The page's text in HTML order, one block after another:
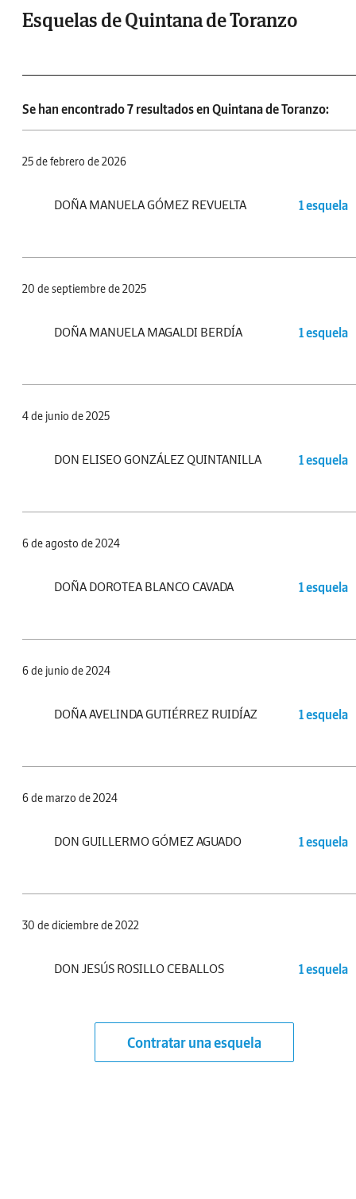
Esquelas de Quintana de Toranzo
Se han encontrado 7 resultados en Quintana de Toranzo:
25 de febrero de 2026
DOÑA MANUELA GÓMEZ REVUELTA 1 esquela
20 de septiembre de 2025
DOÑA MANUELA MAGALDI BERDÍA 1 esquela
4 de junio de 2025
DON ELISEO GONZÁLEZ QUINTANILLA 1 esquela
6 de agosto de 2024
DOÑA DOROTEA BLANCO CAVADA 1 esquela
6 de junio de 2024
DOÑA AVELINDA GUTIÉRREZ RUIDÍAZ 1 esquela
6 de marzo de 2024
DON GUILLERMO GÓMEZ AGUADO 1 esquela
30 de diciembre de 2022
DON JESÚS ROSILLO CEBALLOS 1 esquela
Contratar una esquela